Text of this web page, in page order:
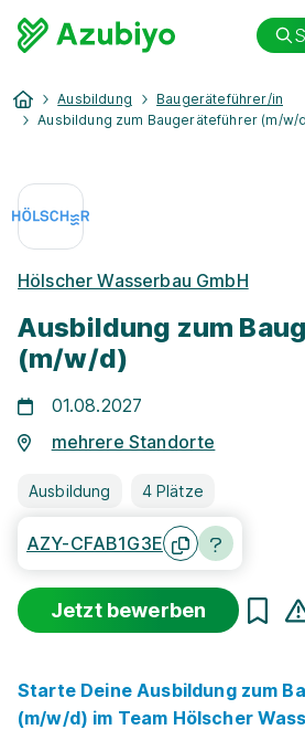
Ausbildung
Baugeräteführer/in
Ausbildung zum Baugeräteführer (m/w/
Hölscher Wasserbau GmbH
Ausbildung zum
(m/w/d)
01.08.2027
mehrere Standorte
Ausbildung 4 Plätze
AZY-CFAB1G3E
Jetzt bewerben
Starte Deine Ausbildung zum
(m/w/d) im Team Hölscher